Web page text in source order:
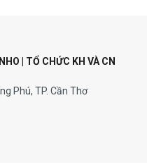
| TỔ CHỨC KH VÀ CN
Phú, TP. Cần Thơ